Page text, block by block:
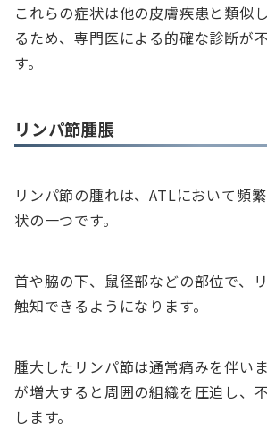
これらの症状は他の皮膚疾患と類似
るため、専門医による的確な診断が
す。
リンパ節腫脹
リンパ節の腫れは、ATLにおいて頻
状の一つです。
首や脇の下、鼠径部などの部位で、
触知できるようになります。
腫大したリンパ節は通常痛みを伴い
が増大すると周囲の組織を圧迫し、
します。